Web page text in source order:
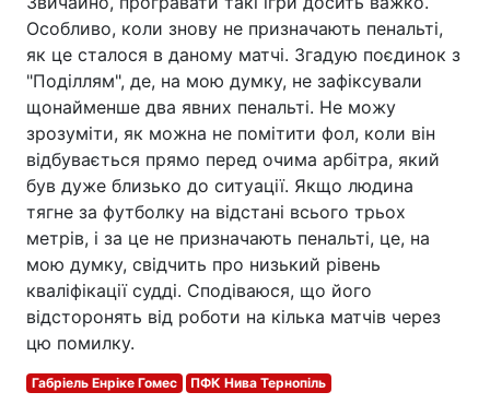
Особливо, коли знову не призначають пенальті,
як це сталося в даному матчі. Згадую поєдинок з
"Поділлям", де, на мою думку, не зафіксували
щонайменше два явних пенальті. Не можу
зрозуміти, як можна не помітити фол, коли він
відбувається прямо перед очима арбітра, який
був дуже близько до ситуації. Якщо людина
тягне за футболку на відстані всього трьох
метрів, і за це не призначають пенальті, це, на
мою думку, свідчить про низький рівень
кваліфікації судді. Сподіваюся, що його
відсторонять від роботи на кілька матчів через
цю помилку.
Габріель Енріке Гомес ПФК Нива Тернопіль